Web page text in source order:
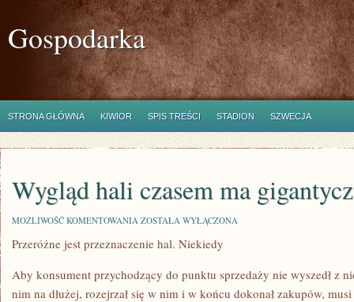
Gospodarka
STRONA GŁÓWNA KIWIOR SPIS TREŚCI STADION SZWECJA
Wygląd hali czasem ma
MOŻLIWOŚĆ KOMENTOWANIA WYGLĄD
CZASEM
ZNACZENIE
ZOSTAŁA WYŁĄCZONA
Przeróżne jest przeznaczenie hal. Niekiedy
Aby konsument przychodzący do punktu sprzedaży nie wyszedł z
nim na dłużej, rozejrzał się w nim i w końcu dokonał zakupów,